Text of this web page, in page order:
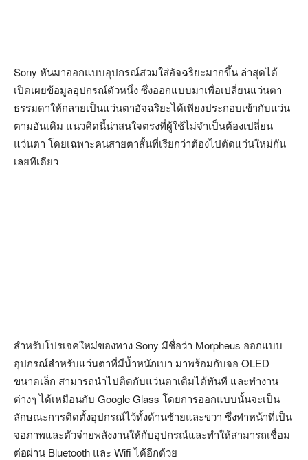
Sony หันมาออกแบบอุปกรณ์สวมใส่อัจฉริยะมากขึ้น ล่าสุดได้
เปิดเผยข้อมูลอุปกรณ์ตัวหนึ่ง ซึ่งออกแบบมาเพื่อเปลี่ยนแว่นตา
ธรรมดาให้กลายเป็นแว่นตาอัจฉริยะได้เพียงประกอบเข้ากับแว่น
ตามอันเดิม แนวคิดนี้น่าสนใจตรงที่ผู้ใช้ไม่จำเป็นต้องเปลี่ยน
แว่นตา โดยเฉพาะคนสายตาสั้นที่เรียกว่าต้องไปตัดแว่นใหม่กัน
เลยทีเดียว
สำหรับโปรเจคใหม่ของทาง Sony มีชื่อว่า Morpheus ออกแบบ
อุปกรณ์สำหรับแว่นตาที่มีน้ำหนักเบา มาพร้อมกับจอ OLED
ขนาดเล็ก สามารถนำไปติดกับแว่นตาเดิมได้ทันที และทำงาน
ต่างๆ ได้เหมือนกับ Google Glass โดยการออกแบบนั้นจะเป็น
ลักษณะการติดตั้งอุปกรณ์ไว้ทั้งด้านซ้ายและขวา ซึ่งทำหน้าที่เป็น
จอภาพและตัวจ่ายพลังงานให้กับอุปกรณ์และทำให้สามารถเชื่อม
ต่อผ่าน Bluetooth และ Wifi ได้อีกด้วย